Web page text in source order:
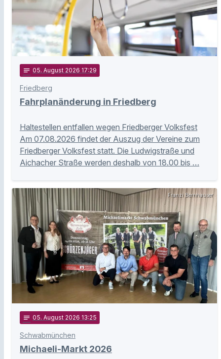
notes 05. August 2026 17:29
Friedberg
Fahrplanänderung in Friedberg
Haltestellen entfallen wegen Friedberger Volksfest
Am 07.08.2026 findet der Auszug der Vereine zum
Friedberger Volksfest statt. Die Ludwigstraße und
Aichacher Straße werden deshalb von 18.00 bis …
Franzi Bernhauser
notes 05. August 2026 13:25
Schwabmünchen
Michaeli-Markt 2026